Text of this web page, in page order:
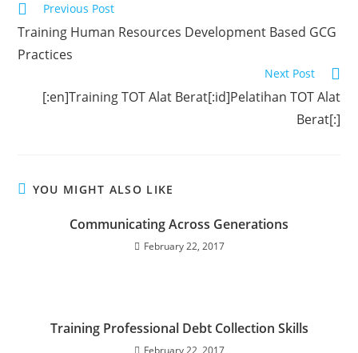
Previous Post
Training Human Resources Development Based GCG
Practices
Next Post
[:en]Training TOT Alat Berat[:id]Pelatihan TOT Alat
Berat[:]
YOU MIGHT ALSO LIKE
Communicating Across Generations
February 22, 2017
Training Professional Debt Collection Skills
February 22, 2017